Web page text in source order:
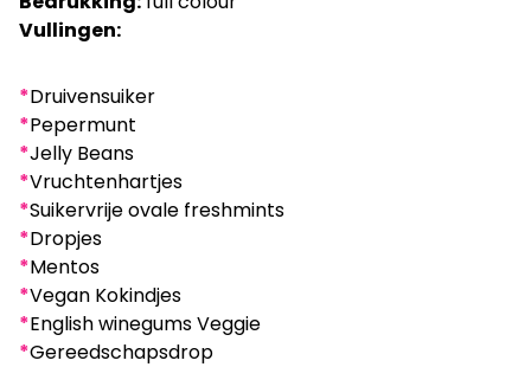
Vullingen:
*Druivensuiker
*Pepermunt
*Jelly Beans
*Vruchtenhartjes
*Suikervrije ovale freshmints
*Dropjes
*Mentos
*Vegan Kokindjes
*English winegums Veggie
*Gereedschapsdrop